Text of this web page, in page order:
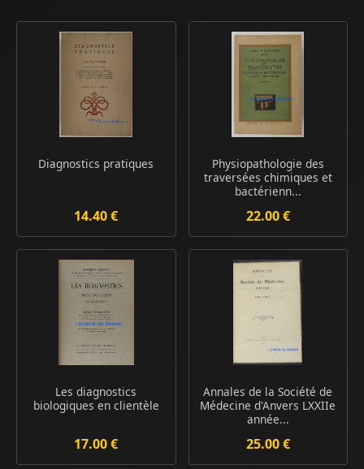
Diagnostics pratiques
14.40 €
Physiopathologie des
traversées chimiques et
bactérienn...
22.00 €
Les diagnostics
biologiques en clientèle
17.00 €
Annales de la Société de
Médecine d'Anvers LXXIIe
année...
25.00 €